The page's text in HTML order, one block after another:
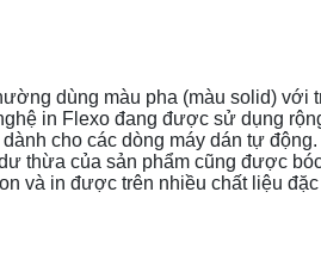
dùng màu pha (màu solid) với
in Flexo đang được sử dụng
cho các dòng máy dán tự động.
thừa của sản phẩm cũng được
và in được trên nhiều chất liệu